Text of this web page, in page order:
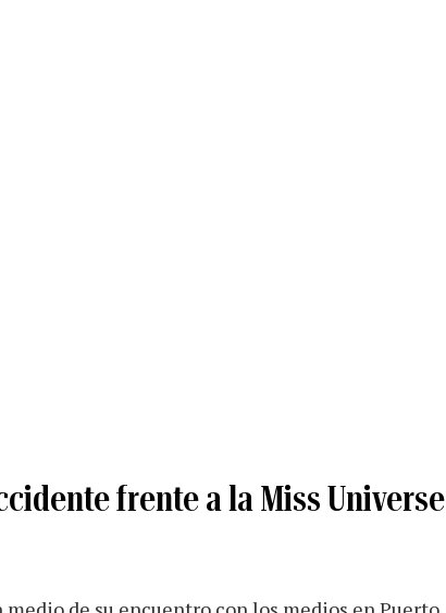
frente a la Miss Universe